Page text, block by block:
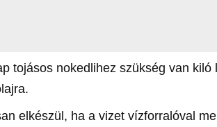
tojásos nokedlihez szükség van
elkészül, ha a vizet vízforralóval